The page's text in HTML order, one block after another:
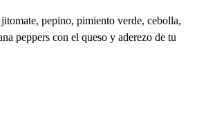
pepino, pimiento verde, cebolla,
peppers con el queso y aderezo de tu